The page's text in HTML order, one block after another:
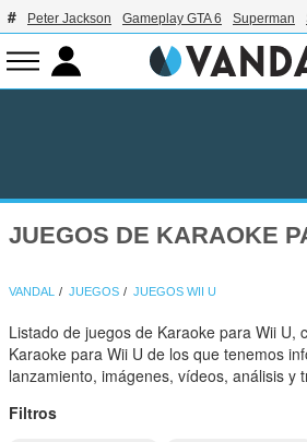
Peter Jackson Gameplay GTA 6 Superman
JUEGOS DE KARAOKE
VANDAL JUEGOS JUEGOS WII U
Listado de juegos de Karaoke para Wii U,
Karaoke para Wii U de los que tenemos
lanzamiento, imágenes, vídeos, análisis y
Filtros